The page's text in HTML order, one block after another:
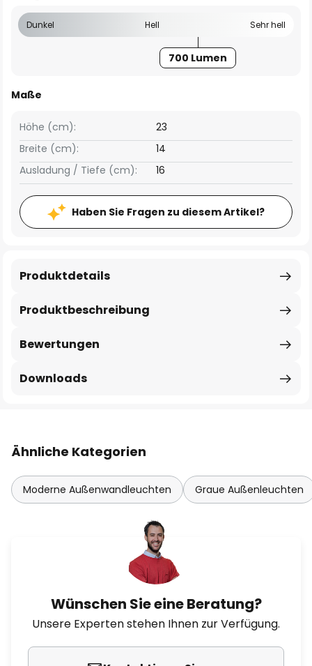
Dunkel Hell Sehr hell
700 Lumen
Maße
Breite (cm): 14
Höhe (cm): 23
Ausladung / Tiefe (cm): 16
Haben Sie Fragen zu diesem Artikel?
Produktbeschreibung
Produktdetails
Bewertungen
Downloads
Ähnliche Kategorien
Moderne Außenwandleuchten Graue Außenleuchten
Wünschen Sie eine Beratung?
Unsere Experten stehen Ihnen zur Verfügung.